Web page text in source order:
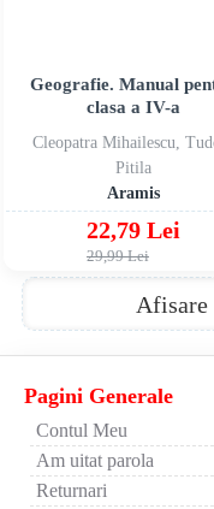
Cleopatra Mihailescu,
Pitila
Aramis
Geografie. Manual
clasa a IV-a
22,79 Lei
29,99 Lei
Pagini Generale
Contul Meu
Am uitat parola
Returnari